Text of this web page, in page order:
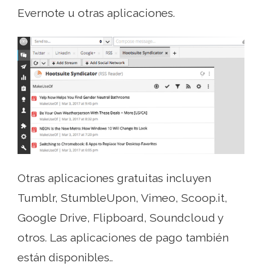
Evernote u otras aplicaciones.
Otras aplicaciones gratuitas incluyen
Tumblr, StumbleUpon, Vimeo, Scoop.it,
Google Drive, Flipboard, Soundcloud y
otros. Las aplicaciones de pago también
están disponibles..